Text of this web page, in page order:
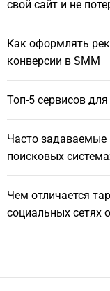
свой сайт и не
Как оформлять
конверсии в SMM
Топ-5 сервисов
Часто задаваемые
поисковых
Чем отличается
социальных сетях